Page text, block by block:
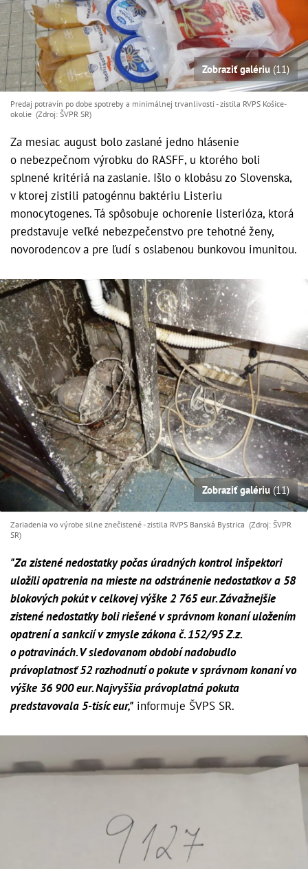
Zobraziť galériu (11)
Predaj potravín po dobe spotreby a minimálnej trvanlivosti - zistila RVPS Košice-
okolie (Zdroj: ŠVPR SR)
Za mesiac august bolo zaslané jedno hlásenie
o nebezpečnom výrobku do RASFF, u ktorého boli
splnené kritériá na zaslanie. Išlo o klobásu zo Slovenska,
v ktorej zistili patogénnu baktériu Listeriu
monocytogenes. Tá spôsobuje ochorenie listerióza, ktorá
predstavuje veľké nebezpečenstvo pre tehotné ženy,
novorodencov a pre ľudí s oslabenou bunkovou imunitou.
Zobraziť galériu(11)
Zariadenia vo výrobe silne znečistené - zistila RVPS Banská Bystrica (Zdroj: ŠVPR
SR)
"Za zistené nedostatky počas úradných kontrol inšpektori
uložili opatrenia na mieste na odstránenie nedostatkov a 58
blokových pokút v celkovej výške 2 765 eur. Závažnejšie
zistené nedostatky boli riešené v správnom konaní uložením
opatrení a sankcií v zmysle zákona č. 152/95 Z.z.
o potravinách. V sledovanom období nadobudlo
právoplatnosť 52 rozhodnutí o pokute v správnom konaní vo
výške 36 900 eur. Najvyššia právoplatná pokuta
predstavovala 5-tisíc eur," informuje ŠVPS SR.